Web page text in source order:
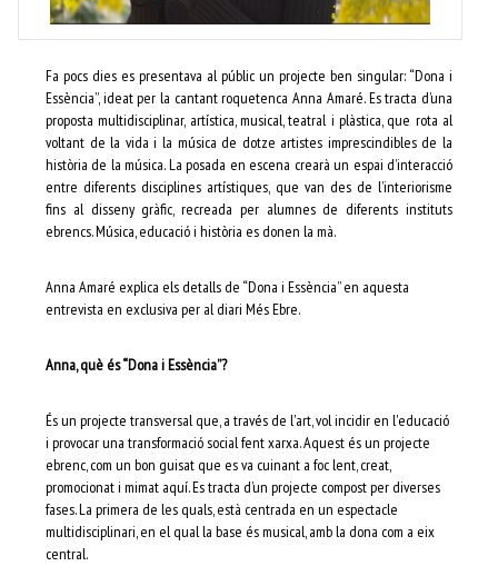
Fa pocs dies es presentava al públic un projecte ben singular: “Dona i
Essència”, ideat per la cantant roquetenca Anna Amaré. Es tracta d’una
proposta multidisciplinar, artística, musical, teatral i plàstica, que rota al
voltant de la vida i la música de dotze artistes imprescindibles de la
història de la música. La posada en escena crearà un espai d’interacció
entre diferents disciplines artístiques, que van des de l’interiorisme
fins al disseny gràfic, recreada per alumnes de diferents instituts
ebrencs. Música, educació i història es donen la mà.
Anna Amaré explica els detalls de “Dona i Essència” en aquesta
entrevista en exclusiva per al diari Més Ebre.
Anna, què és “Dona i Essència”?
És un projecte transversal que, a través de l'art, vol incidir en l'educació
i provocar una transformació social fent xarxa. Aquest és un projecte
ebrenc, com un bon guisat que es va cuinant a foc lent, creat,
promocionat i mimat aquí. Es tracta d’un projecte compost per diverses
fases. La primera de les quals, està centrada en un espectacle
multidisciplinari, en el qual la base és musical, amb la dona com a eix
central.